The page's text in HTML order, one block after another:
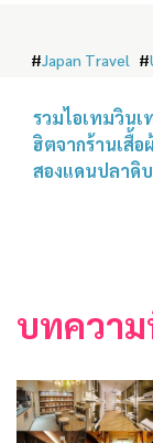
#Japan Travel #
รวมไอเทมวินเ
ฮิตจากร้านเสื้อ
สองแดนปลาดิบ
บทความ